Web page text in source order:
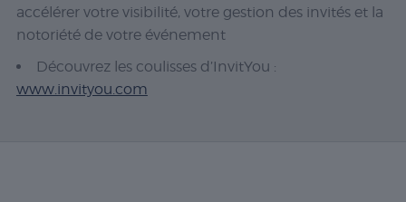
accélérer votre visibilité, votre gestion des invités et la
notoriété de votre événement
Découvrez les coulisses d’InvitYou :
www.invityou.com